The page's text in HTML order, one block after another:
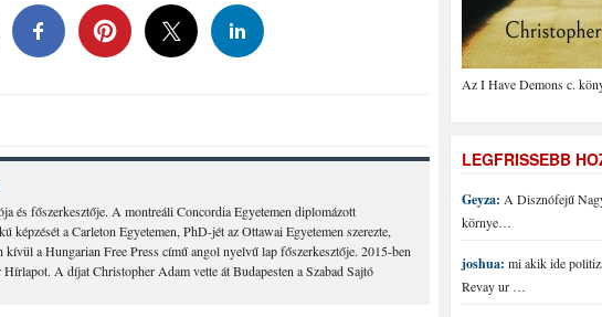
és főszerkesztője. A montreáli Concordia Egyetemen diplomázott
képzését a Carleton Egyetemen, PhD-jét az Ottawai Egyetemen szerezte,
a Hungarian Free Press című angol nyelvű lap főszerkesztője. 2015-ben
A díjat Christopher Adam vette át Budapesten a Szabad Sajtó
Az I Have Demons c.
LEGFRISSEBB
Geyza: A Disznófejű
környe…
joshua: mi akik ide
Revay ur …